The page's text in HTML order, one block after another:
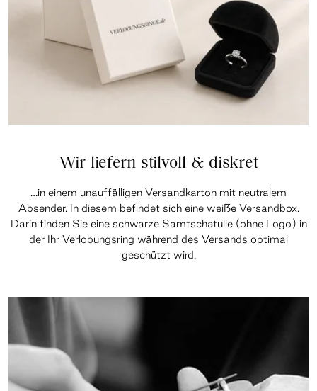
Wir liefern stilvoll & diskret
…in einem unauffälligen Versandkarton mit neutralem
Absender. In diesem befindet sich eine weiße Versandbox.
Darin finden Sie eine schwarze Samtschatulle (ohne Logo) in
der Ihr Verlobungsring während des Versands optimal
geschützt wird.